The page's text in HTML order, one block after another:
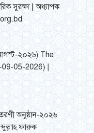
সুরক্ষা | অধ্যাপক
২০২৬) The
05-2026) |
অনুষ্ঠান-২০২৬
ফারুক